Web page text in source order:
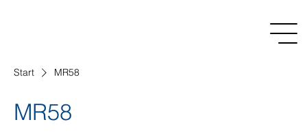
Start MR58
MR58